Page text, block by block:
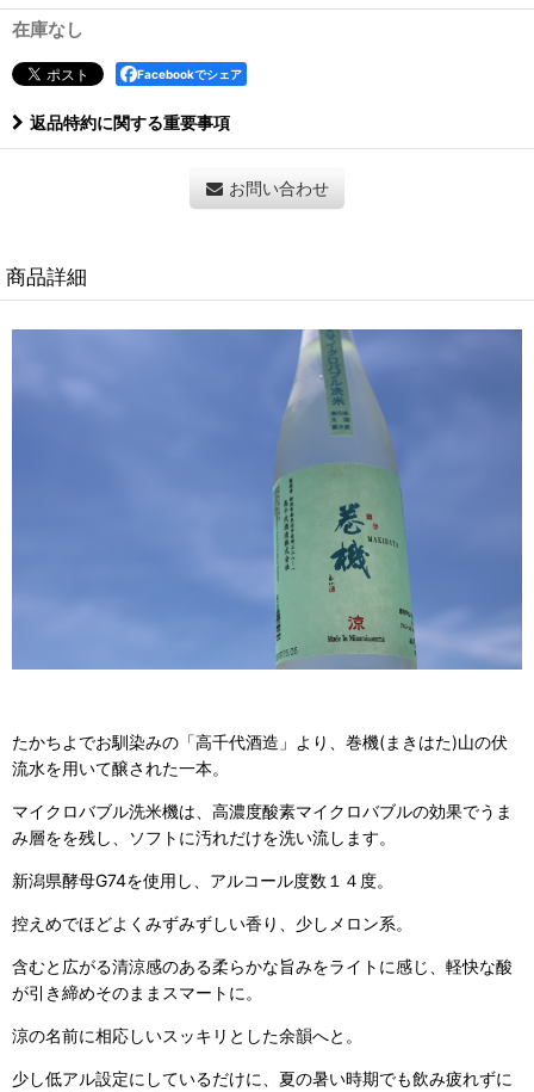
在庫なし
Facebookでシェア
返品特約に関する重要事項
お問い合わせ
商品詳細
たかちよでお馴染みの「高千代酒造」より、巻機(まきはた)山の伏
流水を用いて醸された一本。
マイクロバブル洗米機は、高濃度酸素マイクロバブルの効果でうま
み層をを残し、ソフトに汚れだけを洗い流します。
新潟県酵母G74を使用し、アルコール度数１４度。
控えめでほどよくみずみずしい香り、少しメロン系。
含むと広がる清涼感のある柔らかな旨みをライトに感じ、軽快な酸
が引き締めそのままスマートに。
涼の名前に相応しいスッキリとした余韻へと。
少し低アル設定にしているだけに、夏の暑い時期でも飲み疲れずに